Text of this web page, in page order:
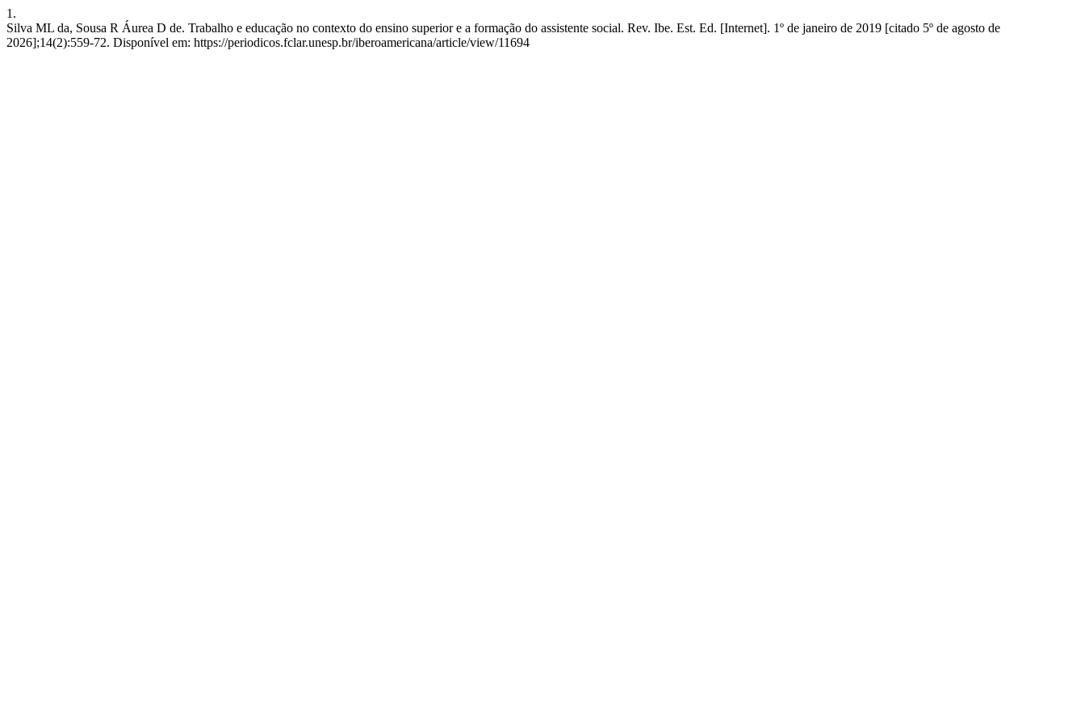
1.
Silva ML da, Sousa R Áurea D de. Trabalho e educação no contexto do ensino superior e a formação do assistente social. Rev. Ibe. Est. Ed. [Internet]. 1º de janeiro de 2019 [citado 5º de agosto de
2026];14(2):559-72. Disponível em: https://periodicos.fclar.unesp.br/iberoamericana/article/view/11694